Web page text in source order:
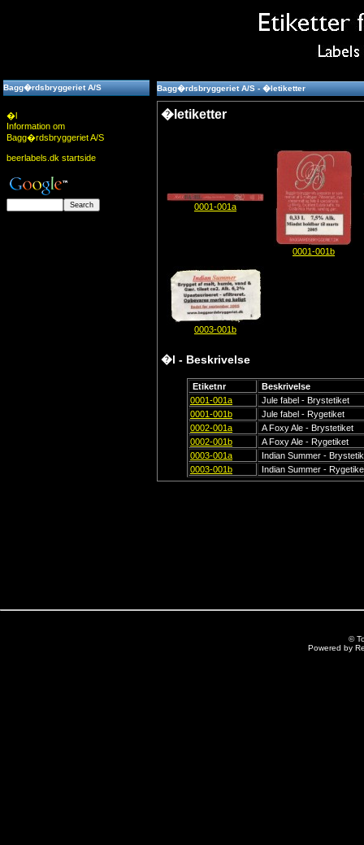
Bagg�rdsbryggeriet A/S
�l
Information om
Bagg�rdsbryggeriet A/S
beerlabels.dk startside
Bagg�rdsbryggeriet A/S - �letiketter
�letiketter
0001-001a
0001-001b
0003-001b
�l - Beskrivelse
Etiketnr
Beskrivelse
0001-001a
Jule fabel - Brystetiket
0001-001b
Jule fabel - Rygetiket
0002-001a
A Foxy Ale - Brystetiket
0002-001b
A Foxy Ale - Rygetiket
0003-001a
Indian Summer -
0003-001b
Indian Summer -
©
Powered by